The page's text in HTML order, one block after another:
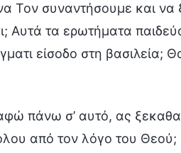
Τον συναντήσουμε και
Αυτά τα ερωτήματα
είσοδο στη
πάνω σ’ αυτό, ας
από τον λόγο του